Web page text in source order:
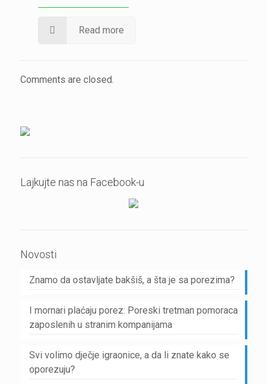
Read more
Comments are closed.
Lajkujte nas na Facebook-u
Novosti
Znamo da ostavljate bakšiš, a šta je sa porezima?
I mornari plaćaju porez: Poreski tretman pomoraca
zaposlenih u stranim kompanijama
Svi volimo dječje igraonice, a da li znate kako se
oporezuju?